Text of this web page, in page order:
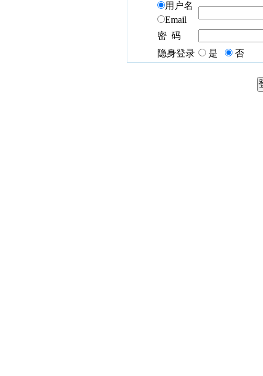
用户名
Email
密 码
隐身登录
是 否